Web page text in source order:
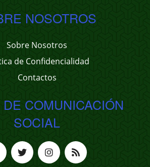
NOSOTROS
Sobre Nosotros
de Confidencialidad
Contactos
COMUNICACIÓN
SOCIAL